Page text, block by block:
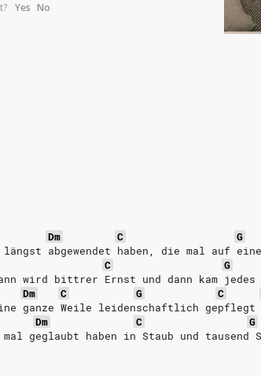
Yes No
Dm C G
abgewendet haben, die mal auf
C G
wird bittrer Ernst und dann kam jedes
Dm C G C
ganze Weile leidenschaftlich gepflegt
Dm C G
geglaubt haben in Staub und tausend